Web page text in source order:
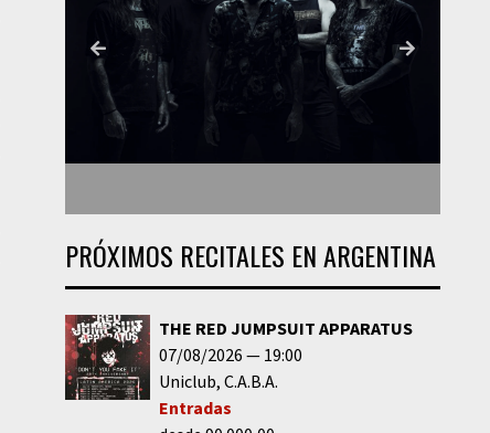
PRÓXIMOS RECITALES EN ARGENTINA
THE RED JUMPSUIT APPARATUS
07/08/2026
19:00
Uniclub C.A.B.A.
Entradas